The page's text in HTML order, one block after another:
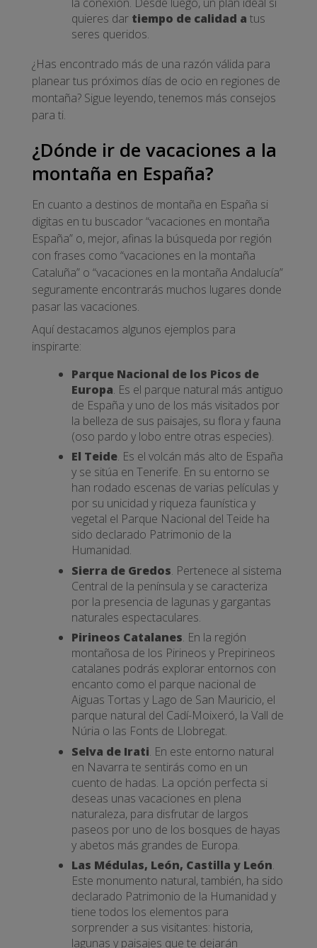
quieres dar tiempo de calidad a tus
seres queridos.
¿Has encontrado más de una razón válida para
planear tus próximos días de ocio en regiones de
montaña? Sigue leyendo, tenemos más consejos
para ti.
¿Dónde ir de vacaciones a la
montaña en España?
En cuanto a destinos de montaña en España si
digitas en tu buscador “vacaciones en montaña
España” o, mejor, afinas la búsqueda por región
con frases como “vacaciones en la montaña
Cataluña” o “vacaciones en la montaña Andalucía”
seguramente encontrarás muchos lugares donde
pasar las vacaciones.
Aquí destacamos algunos ejemplos para
inspirarte:
Parque Nacional de los Picos de
Europa. Es el parque natural más antiguo
de España y uno de los más visitados por
la belleza de sus paisajes, su flora y fauna
(oso pardo y lobo entre otras especies).
El Teide. Es el volcán más alto de España
y se sitúa en Tenerife. En su entorno se
han rodado escenas de varias películas y
por su unicidad y riqueza faunística y
vegetal el Parque Nacional del Teide ha
sido declarado Patrimonio de la
Humanidad.
Sierra de Gredos. Pertenece al sistema
Central de la península y se caracteriza
por la presencia de lagunas y gargantas
naturales espectaculares.
Pirineos Catalanes. En la región
montañosa de los Pirineos y Prepirineos
catalanes podrás explorar entornos con
encanto como el parque nacional de
Aiguas Tortas y Lago de San Mauricio, el
parque natural del Cadí-Moixeró, la Vall de
Núria o las Fonts de Llobregat.
Selva de Irati. En este entorno natural
en Navarra te sentirás como en un
cuento de hadas. La opción perfecta si
deseas unas vacaciones en plena
naturaleza, para disfrutar de largos
paseos por uno de los bosques de hayas
y abetos más grandes de Europa.
Las Médulas, León, Castilla y León.
Este monumento natural, también, ha sido
declarado Patrimonio de la Humanidad y
tiene todos los elementos para
sorprender a sus visitantes: historia,
lagunas y paisajes que te dejarán